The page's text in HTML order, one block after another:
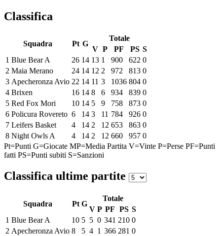
Classifica
Squadra Pt G
Totale
V P PF PS S
1 Blue Bear A 26 14 13 1 900 622 0
2 Maia Merano 24 14 12 2 972 813 0
3 Apecheronza Avio 22 14 11 3 1036 804 0
4 Brixen 16 14 8 6 934 839 0
5 Red Fox Mori 10 14 5 9 758 873 0
6 Policura Rovereto 6 14 3 11 784 926 0
7 Leifers Basket 4 14 2 12 653 863 0
8 Night Owls A 4 14 2 12 660 957 0
Pt=Punti G=Giocate MP=Media Partita V=Vinte P=Perse PF=Punti
fatti PS=Punti subiti S=Sanzioni
Classifica ultime partite
Squadra Pt G
Totale
V P PF PS S
1 Blue Bear A 10 5 5 0 341 210 0
2 Apecheronza Avio 8 5 4 1 366 281 0